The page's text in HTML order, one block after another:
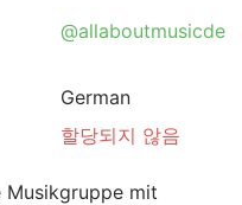
@allaboutmusicde
German
할당되지 않음
Musikgruppe mit